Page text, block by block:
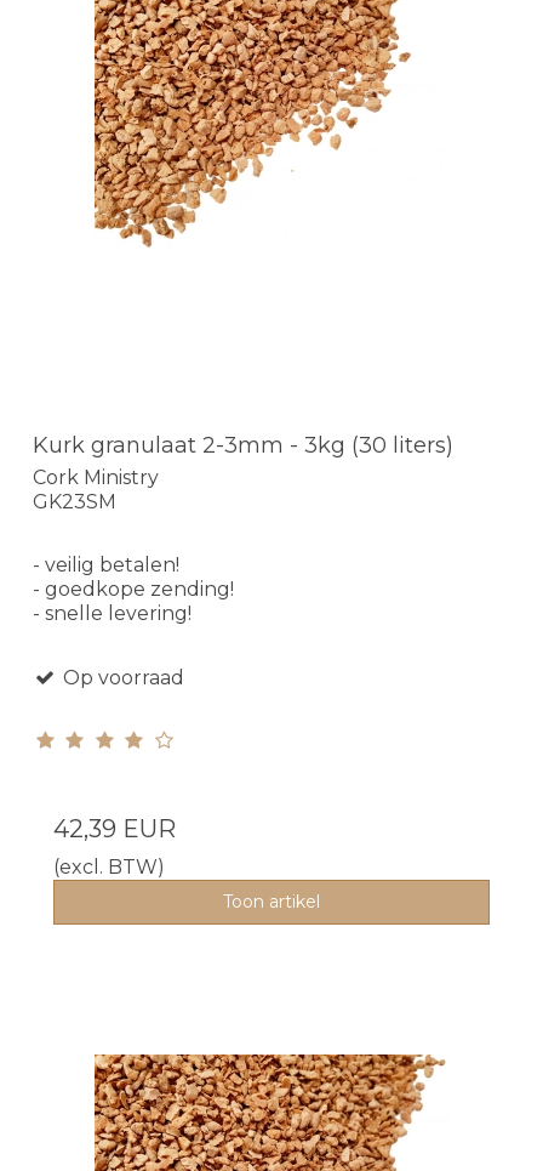
Kurk granulaat 2-3mm - 3kg (30 liters)
Cork Ministry
GK23SM
- veilig betalen!
- goedkope zending!
- snelle levering!
Op voorraad
42,39 EUR
(excl. BTW)
Toon artikel